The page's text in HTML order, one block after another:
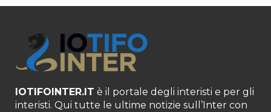
IOTIFOINTER.IT è il portale degli interisti e per gli
interisti. Qui tutte le ultime notizie sull’Inter con